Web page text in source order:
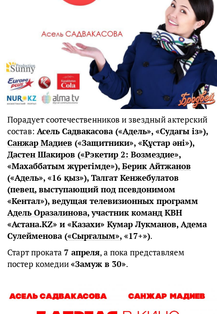
Порадует соотечественников и звездный актерский
состав: Асель Садвакасова («Адель», «Судағы із»),
Санжар Мадиев («Защитники», «Құстар әні»),
Дастен Шакиров («Рэкетир 2: Возмездие»,
«Махаббатым жүрегімде»), Берик Айтжанов
(«Адель», «16 қыз»), Талгат Кенжебулатов
(певец, выступающий под псевдонимом
«Кентал»), ведущая телевизионных программ
Адель Оразалинова, участник команд КВН
«Астана.KZ» и «Казахи» Кумар Лукманов, Адема
Сулейменова («Сырғалым», «17+»).
Старт проката 7 апреля, а пока представляем
постер комедии«Замуж в 30».